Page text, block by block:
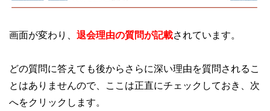
画面が変わり、 退会理由の質問が記載されています。
どの質問に答えても後からさらに深い理由を質問されるこ
とはありませんので、ここは正直にチェックしておき、次
へをクリックします。